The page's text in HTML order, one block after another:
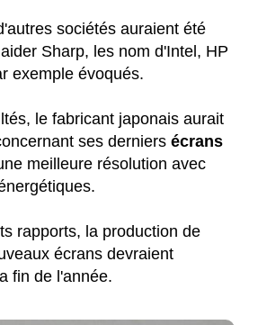
sociétés auraient été
Sharp, les nom d'Intel, HP
exemple évoqués.
le fabricant japonais aurait
ses derniersécrans
meilleure résolution avec
rapports, la production de
écrans devraient
fin de l'année.